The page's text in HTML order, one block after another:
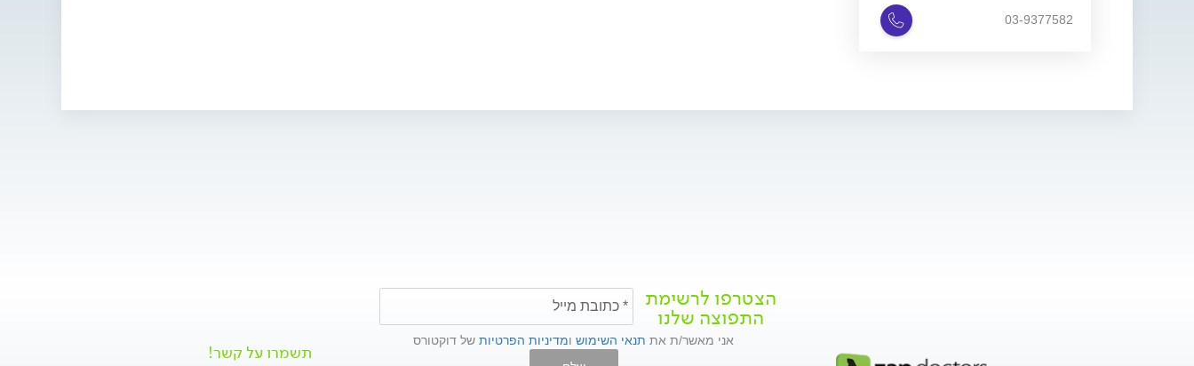
03-9377582
הצטרפו לרשימת
התפוצה שלנו
אני מאשר/ת את תנאי השימוש ומדיניות הפרטיות של דוקטורס
תשמרו על קשר!